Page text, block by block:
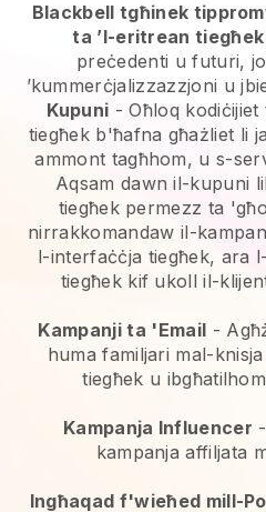
Blackbell tgħinek
ta ’l-eritrean tiegħek
preċedenti u futuri,
’kummerċjalizzazzjoni u
Kupuni - Oħloq
tiegħek b'ħafna għażliet li
ammont tagħhom, u s-
Aqsam dawn il-kupuni
tiegħek permezz ta
nirrakkomandaw il-
l-interfaċċja tiegħek, ara
tiegħek kif ukoll il-
Kampanji ta 'Email -
huma familjari mal-
tiegħek u
Kampanja Influencer
kampanja affiljata
Ingħaqad f'wieħed mill-